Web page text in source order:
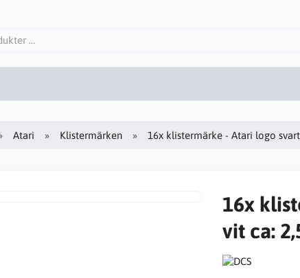
Atari Klistermärken 16x klistermärke - Atari logo
16x
vit ca: